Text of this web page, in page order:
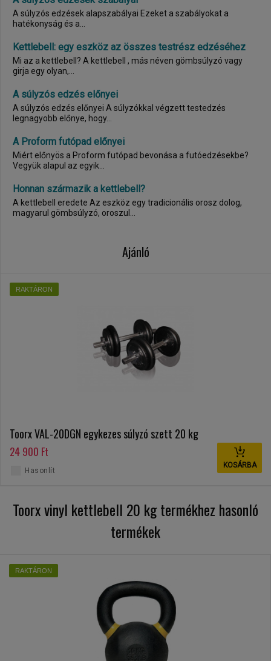
A súlyzós edzések alapszabályai Ezeket a szabályokat a
hatékonyság és a...
Kettlebell: egy eszköz az összes testrész edzéséhez
Mi az a kettlebell? A kettlebell , más néven gömbsúlyzó vagy
girja egy olyan,...
A súlyzós edzés előnyei
A súlyzós edzés előnyei A súlyzókkal végzett testedzés
legnagyobb előnye, hogy...
A Proform futópad előnyei
Miért előnyös a Proform futópad bevonása a futóedzésekbe?
Vegyük alapul az egyik...
Honnan származik a kettlebell?
A kettlebell eredete Az eszköz egy tradicionális orosz dolog,
magyarul gömbsúlyzó, oroszul...
Ajánló
RAKTÁRON
Toorx VAL-20DGN egykezes súlyzó szett 20 kg
24 900 Ft
KOSÁRBA
Hasonlít
Toorx vinyl kettlebell 20 kg termékhez hasonló
termékek
RAKTÁRON